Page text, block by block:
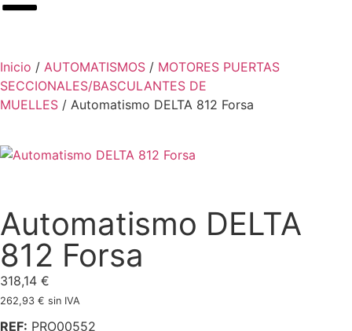
Inicio / AUTOMATISMOS / MOTORES PUERTAS
SECCIONALES/BASCULANTES DE
MUELLES / Automatismo DELTA 812 Forsa
Automatismo DELTA
812 Forsa
318,14 €
262,93 € sin IVA
REF: PRO00552